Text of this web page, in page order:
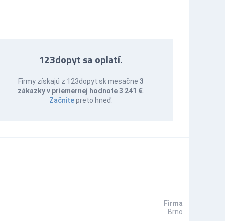
123dopyt sa oplatí.
Firmy získajú z 123dopyt.sk mesačne 3
zákazky v priemernej hodnote 3 241 €.
Začnitepreto hneď.
Firma
Brno